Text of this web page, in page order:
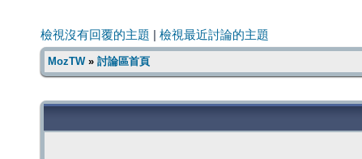
檢視沒有回覆的主題 檢視最近討論的主題
MozTW» 討論區首頁